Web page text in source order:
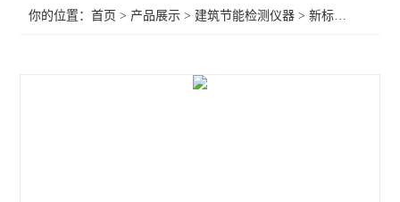
你的位置：首页 > 产品展示 > 建筑节能检测仪器 >新标准建筑门窗综合物理性能试验机